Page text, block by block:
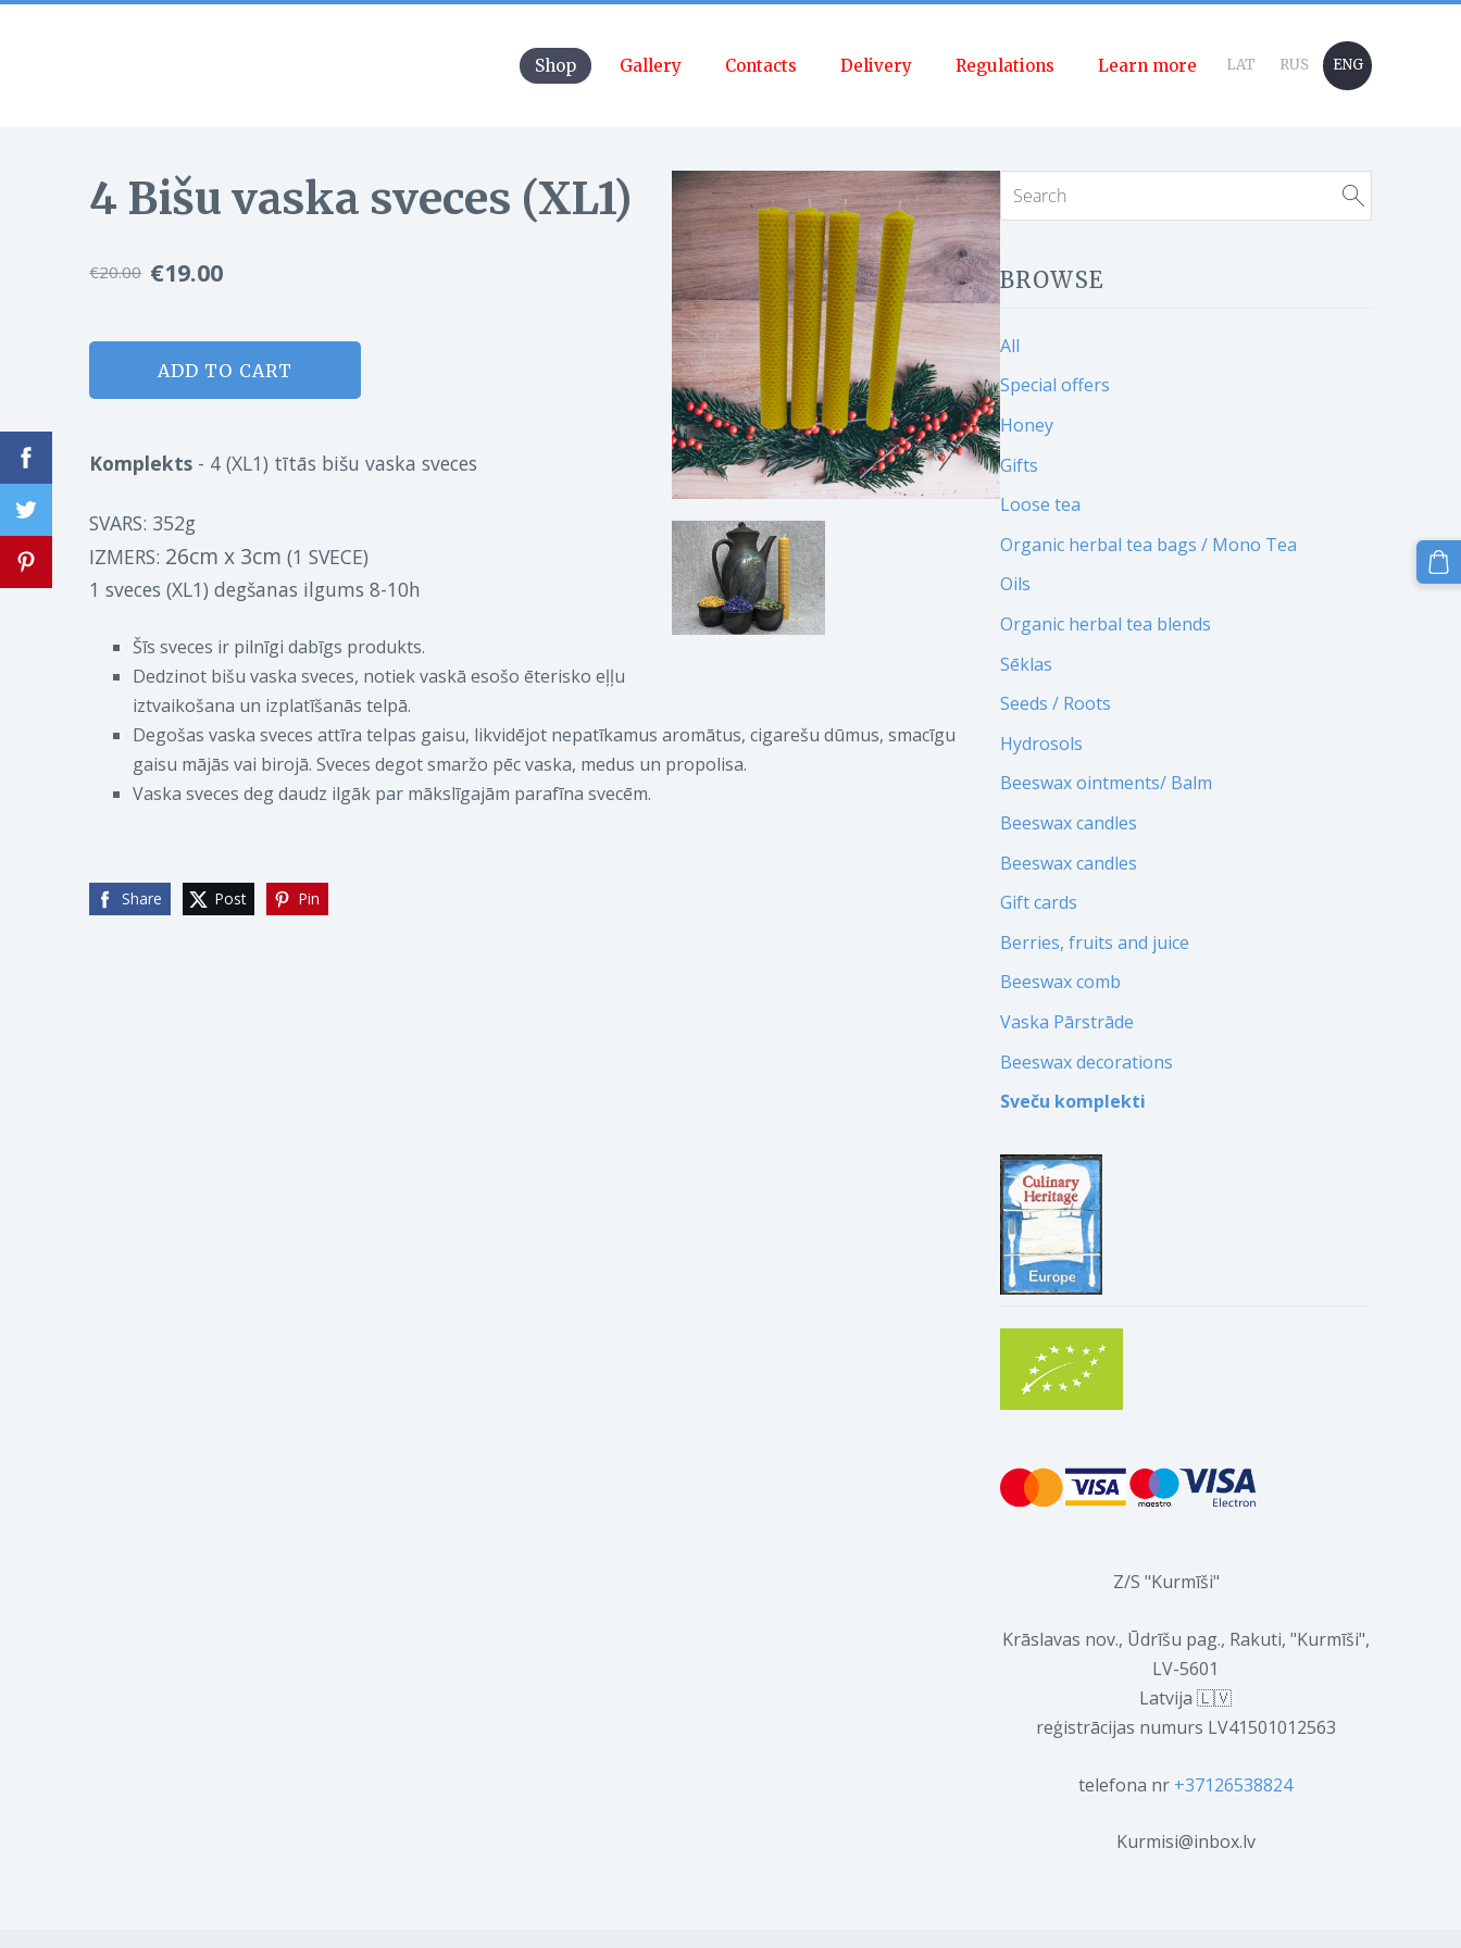
Shop Gallery Contacts Delivery Regulations Learn more LAT RUS ENG
BROWSE
All
Special offers
Honey
Gifts
Loose tea
Organic herbal tea bags / Mono Tea
Oils
Organic herbal tea blends
Sēklas
Seeds / Roots
Hydrosols
Beeswax ointments/ Balm
Beeswax candles
Beeswax candles
Gift cards
Berries, fruits and juice
Beeswax comb
Vaska Pārstrāde
Beeswax decorations
Sveču komplekti
Z/S "Kurmīši"
Krāslavas nov., Ūdrīšu pag., Rakuti, "Kurmīši",
LV-5601
Latvija 🇱🇻
reģistrācijas numurs LV41501012563
telefona nr +37126538824
Kurmisi@inbox.lv
4 Bišu vaska sveces (XL1)
€20.00 €19.00
ADD TO CART
Komplekts - 4 (XL1) tītās bišu vaska sveces
SVARS: 352g
IZMERS: 26cm x 3cm (1 SVECE)
1 sveces (XL1) degšanas ilgums 8-10h
Šīs sveces ir pilnīgi dabīgs produkts.
Dedzinot bišu vaska sveces, notiek vaskā esošo ēterisko eļļu
iztvaikošana un izplatīšanās telpā.
Degošas vaska sveces attīra telpas gaisu, likvidējot nepatīkamus aromātus, cigarešu dūmus, smacīgu
gaisu mājās vai birojā. Sveces degot smaržo pēc vaska, medus un propolisa.
Vaska sveces deg daudz ilgāk par mākslīgajām parafīna svecēm.
Share Post Pin